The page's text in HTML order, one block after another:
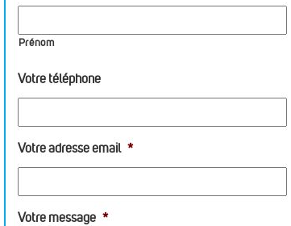
Prénom
Votre téléphone
Votre adresse email *
Votre message *